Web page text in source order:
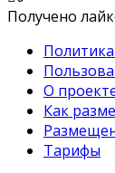
Получено
О
Как
Тарифы